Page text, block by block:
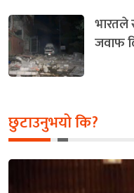
भारतले
जवाफ
छुटाउनुभयो कि?